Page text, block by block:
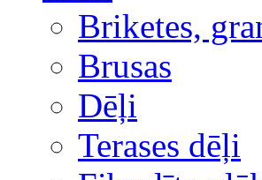
Briketes,
Brusas
Dēļi
Terases dēļi